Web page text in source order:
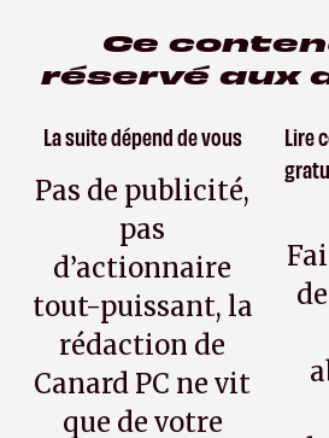
Ce
réservé aux
La suite dépend de vous
Pas de publicité,
pas
d’actionnaire
tout-puissant, la
rédaction de
Canard PC ne vit
que de votre
Lire